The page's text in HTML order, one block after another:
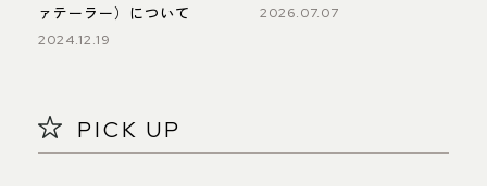
ァテーラー）について
2024.12.19
2026.07.07
PICK UP